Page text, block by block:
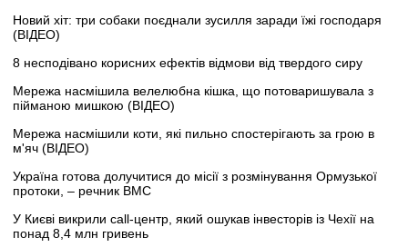
Новий хіт: три собаки поєднали зусилля заради їжі господаря
(ВІДЕО)
8 несподівано корисних ефектів відмови від твердого сиру
Мережа насмішила велелюбна кішка, що потоваришувала з
пійманою мишкою (ВІДЕО)
Мережа насмішили коти, які пильно спостерігають за грою в
м'яч (ВІДЕО)
Україна готова долучитися до місії з розмінування Ормузької
протоки, – речник ВМС
У Києві викрили call-центр, який ошукав інвесторів із Чехії на
понад 8,4 млн гривень